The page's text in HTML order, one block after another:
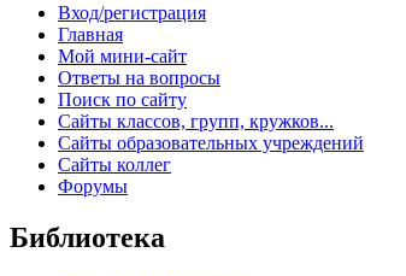
Вход/регистрация
Главная
Мой мини-сайт
Ответы на вопросы
Поиск по сайту
Сайты классов, групп, кружков...
Сайты образовательных учреждений
Сайты коллег
Форумы
Библиотека